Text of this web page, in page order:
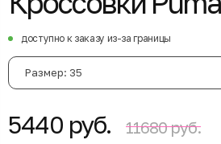
доступно к заказу из-за границы
Размер: 35
5440 руб. 11680 руб.